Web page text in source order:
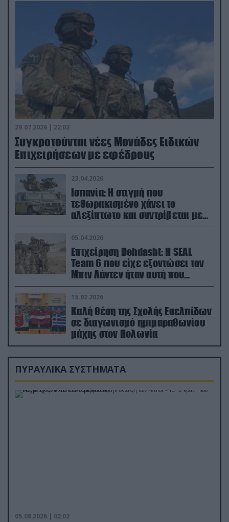
29.07.2026 | 22:02
Συγκροτούνται νέες Μονάδες Ειδικών
Επιχειρήσεων με εφέδρους
23.04.2026
Ισπανία: Η στιγμή που
τεθωρακισμένο χάνει το
αλεξίπτωτο και συντρίβεται με
ορμή στο έδαφος (βίντεο)
05.04.2026
Επιχείρηση Dehdasht: Η SEAL
Team 6 που είχε εξοντώσει τον
Μπιν Λάντεν ήταν αυτή που
διέσωσε τον πιλότο του F-15
15.02.2026
Καλή θέση της Σχολής Ευελπίδων
σε διαγωνισμό ημιμαραθωνίου
μάχης στον Πολωνία
ΠΥΡΑΥΛΙΚΑ ΣΥΣΤΗΜΑΤΑ
05.08.2026 | 02:02